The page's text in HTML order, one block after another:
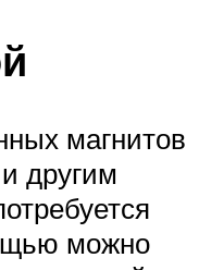
магнитов
другим
можно